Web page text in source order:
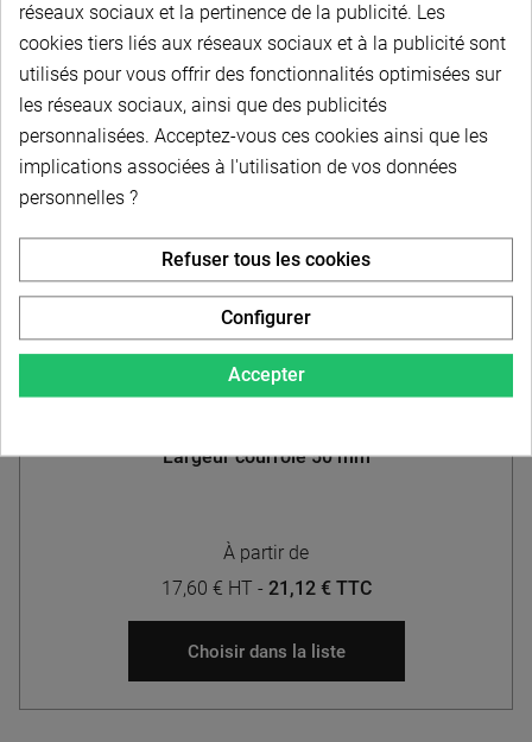
À partir de
Choisir dans la liste
Largeur courroie 50 mm
À partir de
17,60 € HT - 21,12 € TTC
Choisir dans la liste
réseaux sociaux et la pertinence de la publicité. Les
cookies tiers liés aux réseaux sociaux et à la publicité sont
utilisés pour vous offrir des fonctionnalités optimisées sur
les réseaux sociaux, ainsi que des publicités
personnalisées. Acceptez-vous ces cookies ainsi que les
implications associées à l'utilisation de vos données
personnelles ?
Accepter
Refuser tous les cookies
Configurer